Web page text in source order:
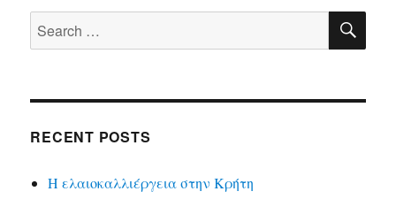
Search
for:
RECENT POSTS
Η ελαιοκαλλιέργεια στην Κρήτη